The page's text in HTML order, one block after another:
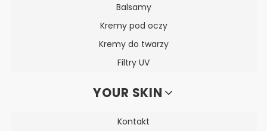
Balsamy
Kremy pod oczy
Kremy do twarzy
Filtry UV
YOUR SKIN
Kontakt